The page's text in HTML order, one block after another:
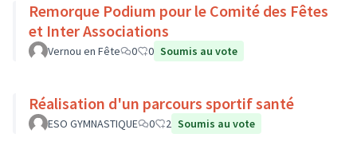
Remorque Podium pour le Comité des Fêtes
et Inter Associations
Vernou en Fête 0 0 Soumis au vote
Réalisation d'un parcours sportif santé
ESO GYMNASTIQUE 0 2 Soumis au vote